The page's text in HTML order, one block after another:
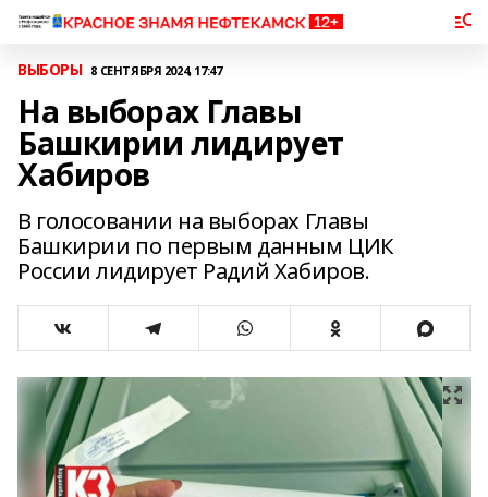
ВЫБОРЫ 8 СЕНТЯБРЯ 2024, 17:47
На выборах Главы
Башкирии лидирует
Хабиров
В голосовании на выборах Главы
Башкирии по первым данным ЦИК
России лидирует Радий Хабиров.